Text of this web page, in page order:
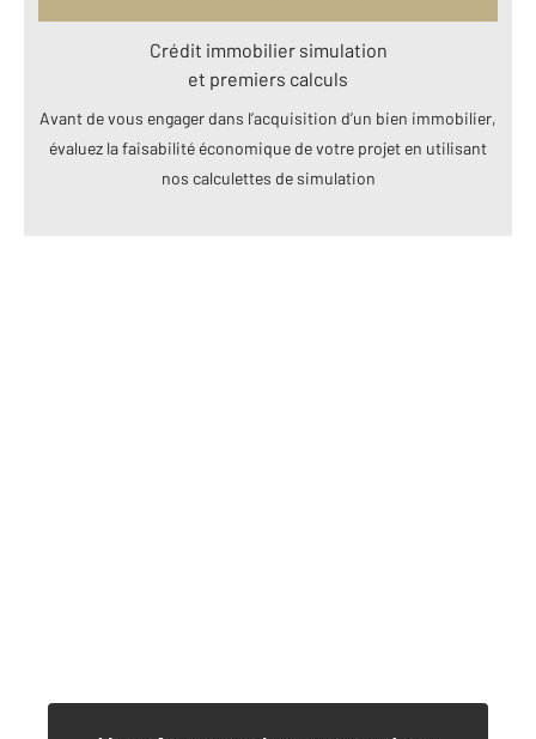
Crédit immobilier simulation
et premiers calculs
Avant de vous engager dans l’acquisition d’un bien immobilier,
évaluez la faisabilité économique de votre projet en utilisant
nos calculettes de simulation